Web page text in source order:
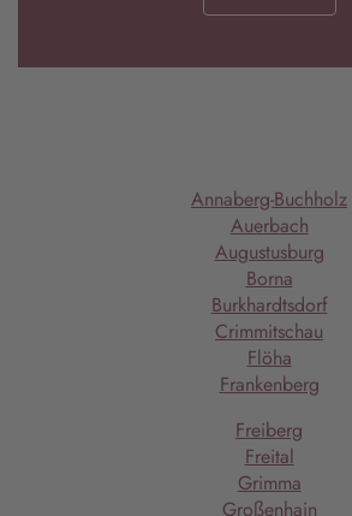
Annaberg-Buchholz
Auerbach
Augustusburg
Borna
Burkhardtsdorf
Crimmitschau
Flöha
Frankenberg
Freiberg
Freital
Grimma
Großenhain